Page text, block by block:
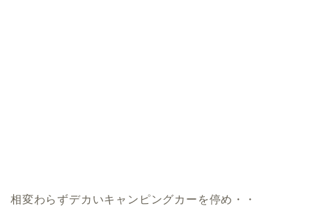
相変わらずデカいキャンピングカーを停め・・